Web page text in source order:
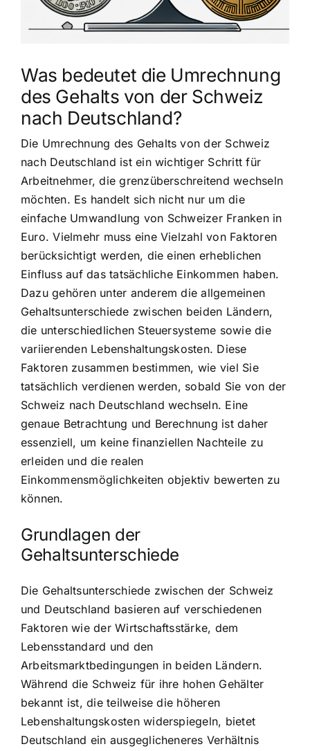
Was bedeutet die Umrechnung
des Gehalts von der Schweiz
nach Deutschland?
Die Umrechnung des Gehalts von der Schweiz
nach Deutschland ist ein wichtiger Schritt für
Arbeitnehmer, die grenzüberschreitend wechseln
möchten. Es handelt sich nicht nur um die
einfache Umwandlung von Schweizer Franken in
Euro. Vielmehr muss eine Vielzahl von Faktoren
berücksichtigt werden, die einen erheblichen
Einfluss auf das tatsächliche Einkommen haben.
Dazu gehören unter anderem die allgemeinen
Gehaltsunterschiede zwischen beiden Ländern,
die unterschiedlichen Steuersysteme sowie die
variierenden Lebenshaltungskosten. Diese
Faktoren zusammen bestimmen, wie viel Sie
tatsächlich verdienen werden, sobald Sie von der
Schweiz nach Deutschland wechseln. Eine
genaue Betrachtung und Berechnung ist daher
essenziell, um keine finanziellen Nachteile zu
erleiden und die realen
Einkommensmöglichkeiten objektiv bewerten zu
können.
Grundlagen der
Gehaltsunterschiede
Die Gehaltsunterschiede zwischen der Schweiz
und Deutschland basieren auf verschiedenen
Faktoren wie der Wirtschaftsstärke, dem
Lebensstandard und den
Arbeitsmarktbedingungen in beiden Ländern.
Während die Schweiz für ihre hohen Gehälter
bekannt ist, die teilweise die höheren
Lebenshaltungskosten widerspiegeln, bietet
Deutschland ein ausgeglicheneres Verhältnis